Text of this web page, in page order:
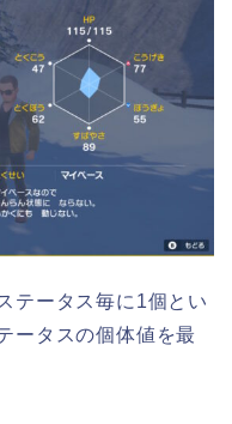
テータス毎に1個とい
ータスの個体値を最